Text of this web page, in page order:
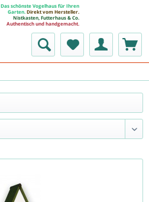
Das schönste Vogelhaus für Ihren
Garten. Direkt vom Hersteller.
Nistkasten, Futterhaus & Co.
Authentisch und handgemacht.